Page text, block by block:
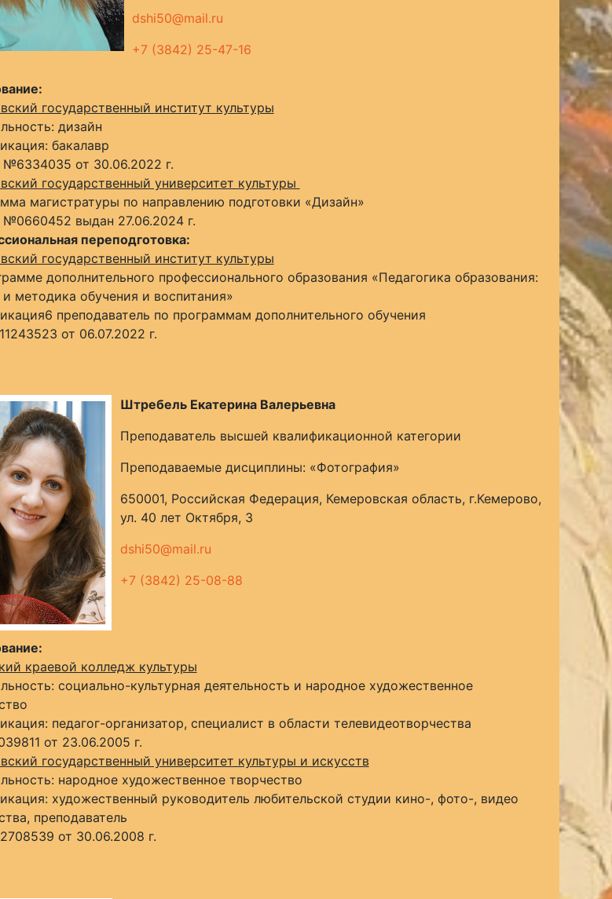
dshi50@mail.ru
+7 (3842) 25-47-16
государственный институт культуры
дизайн
бакалавр
№6334035 от 30.06.2022 г.
государственный университет культуры
магистратуры по направлению подготовки «Дизайн»
№0660452 выдан 27.06.2024 г.
переподготовка:
государственный институт культуры
дополнительного профессионального образования «Педагогика образования:
методика обучения и воспитания»
преподаватель по программам дополнительного обучения
от 06.07.2022 г.
Штребель Екатерина Валерьевна
Преподаватель высшей квалификационной категории
Преподаваемые дисциплины: «Фотография»
650001, Российская Федерация, Кемеровская область, г.Кемерово,
ул. 40 лет Октября, 3
dshi50@mail.ru
+7 (3842) 25-08-88
краевой колледж культуры
социально-культурная деятельность и народное художественное
педагог-организатор, специалист в области телевидеотворчества
от 23.06.2005 г.
государственный университет культуры и искусств
народное художественное творчество
художественный руководитель любительской студии кино-, фото-, видео
преподаватель
от 30.06.2008 г.